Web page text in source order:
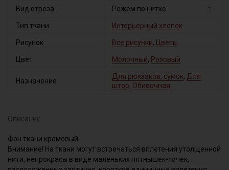
Вид отреза Режем по нитке ?
Тип ткани Интерьерный хлопок
Рисунок Все рисунки, Цветы
Цвет Молочный, Розовый
Назначение
Для рюкзаков, сумок, Для
штор, Обивочная
Описание
Фон ткани кремовый.
Внимание! На ткани могут встречаться вплетения утолщенной
нити, непрокрасы в виде маленьких пятнышек-точек,